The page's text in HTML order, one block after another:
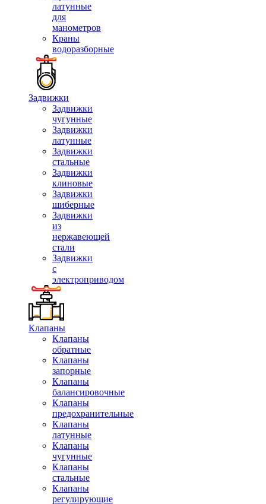
латунные
для
манометров
Краны
водоразборные
Задвижки
Задвижки
чугунные
Задвижки
латунные
Задвижки
стальные
Задвижки
клиновые
Задвижки
шиберные
Задвижки
из
нержавеющей
стали
Задвижки
с
электроприводом
Клапаны
Клапаны
обратные
Клапаны
запорные
Клапаны
балансировочные
Клапаны
предохранительные
Клапаны
латунные
Клапаны
чугунные
Клапаны
стальные
Клапаны
регулирующие